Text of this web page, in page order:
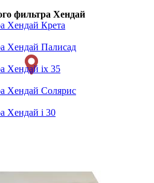
фильтра Хендай
Хендай Крета
Хендай Палисад
Хендай ix 35
Хендай Солярис
Хендай i 30